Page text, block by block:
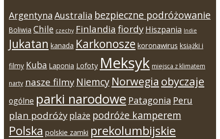
Argentyna Australia bezpieczne podróżowanie
Boliwia Chile czechy Finlandia fiordy Hiszpania Indie
Jukatan kanada Karkonosze koronawirus książki i
filmy Kuba Laponia Lofoty Meksyk miejsca z klimatem
narty nasze filmy Niemcy Norwegia obyczaje
ogólne parki narodowe Patagonia Peru
plan podróży plaże podróże kamperem
Polska polskie zamki prekolumbijskie